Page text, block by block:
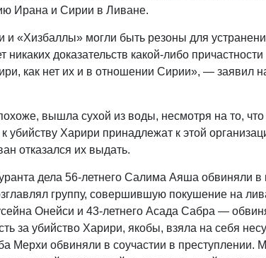
Ирана и Сирии в Ливане.
и «Хизбаллы» могли быть резоны для
никаких доказательств какой-либо
как нет их и в отношении Сирии», — заявил
вышла сухой из воды, несмотря на то,
к убийству Харири принадлежат к этой
отказался их выдать.
дела 56-летнего Салима Аяша обвиняли
группу, совершившую покушение на
Онейси и 43-летнего Асада Сабра —
за убийство Харири, якобы, взяла на себя
Мерхи обвиняли в соучастии в